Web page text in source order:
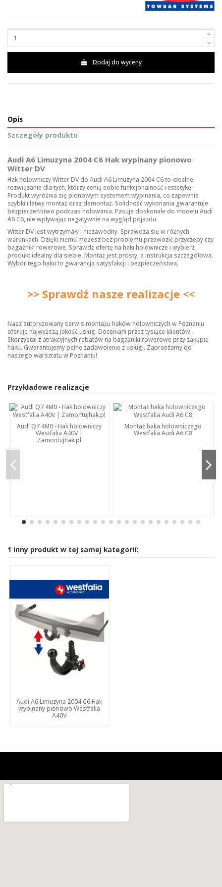
Dodaj do wyceny
Opis
Szczegóły produktu
Audi A6 Limuzyna 2004 C6 Hak wypinany pionowo
Witter DV
Hak holowniczy Witter DV do Audi A6 Limuzyna 2004 C6 to idealne
rozwiązanie dla tych, którzy cenią sobie funkcjonalność i estetykę.
Produkt wyróżnia się pionowym systemem wypinania, co zapewnia
szybki i łatwy montaż oraz demontaż. Solidność wykonania gwarantuje
bezpieczeństwo podczas holowania. Pasuje doskonale do modelu Audi
A6 C6, nie wpływając negatywnie na wygląd pojazdu.
Witter DV jest wytrzymały i niezawodny. Sprawdza się w różnych
warunkach. Dzięki niemu możesz bez problemu przewozić przyczepy czy
bagażniki rowerowe. Sprawdź ofertę na haki holownicze i wybierz
produkt idealny dla siebie. Montaż jest prosty, a instrukcja szczegółowa.
Wybór tego haku to gwarancja satysfakcji i bezpieczeństwa.
>> Sprawdź nasze realizacje <<
Nasz autoryzowany serwis montażu haków holowniczych w Poznaniu
oferuje najwyższą jakość usług. Doceniani przez tysiące klientów.
Skorzystaj z atrakcyjnych rabatów na bagażniki rowerowe przy zakupie
haku. Gwarantujemy pełne zadowolenie z usługi. Zapraszamy do
naszego warsztatu w Poznaniu!
Przykładowe realizacje
Audi Q7 4M0 - Hak holowniczy
Westfalia A40V |
Zamontujhak.pl
Montaż haka holowniczego
Westfalia Audi A6 C8
1 inny produkt w tej samej kategorii:
Audi A6 Limuzyna 2004 C6 Hak
wypinany pionowo Westfalia
A40V